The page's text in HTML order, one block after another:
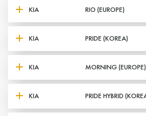
KIA RIO (EUROPE)
KIA PRIDE (KOREA)
KIA MORNING (EUROPE)
KIA PRIDE HYBRID